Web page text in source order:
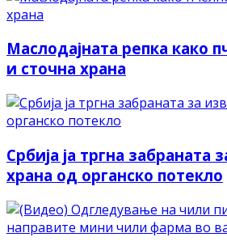
Маслодајната репка како
и сточна храна
Србија ја тргна забраната
храна од органско потекло